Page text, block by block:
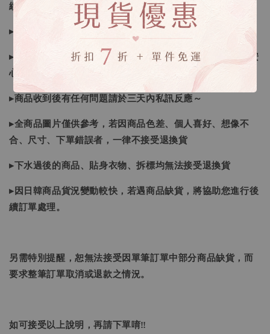
續喔
▸如遇缺斷貨情形會再另行告知，請注意訊息及信箱收件
▸商品皆由日本、韓國門市、官網購入，皆為正品，您可以安
心購買唷！
▸商品收到後有任何問題請於三天內私訊反應～
▸全商品圖片僅供參考，若因商品色差、個人喜好、想像不
合、尺寸、下單錯誤者，一律不接受退換貨
▸下水過後的商品、貼身衣物、拆標均無法接受退換貨
▸因日韓商品貨況變動較快，若遇商品缺貨，將協助您進行後
續訂單處理。
另需特別提醒，恕無法接受因單筆訂單中部分商品缺貨，而
要求整筆訂單取消或退款之情況。
如可接受以上說明，再請下單唷‼